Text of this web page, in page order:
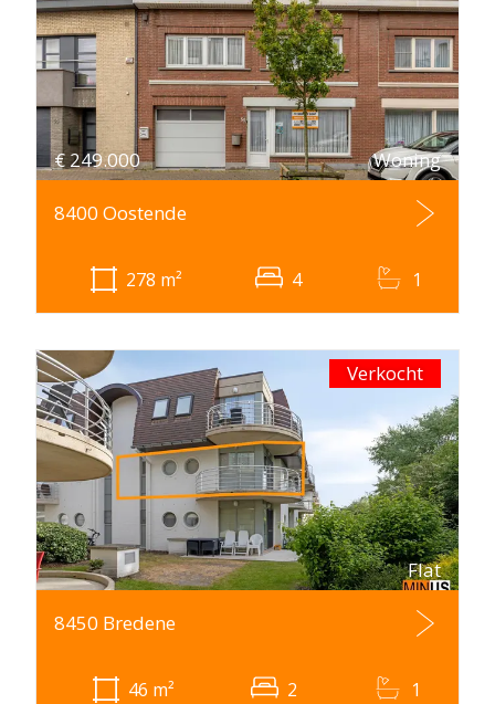
€ 249.000 Woning
8400 Oostende
278 m² 4 1
Verkocht
Flat
8450 Bredene
46 m² 2 1